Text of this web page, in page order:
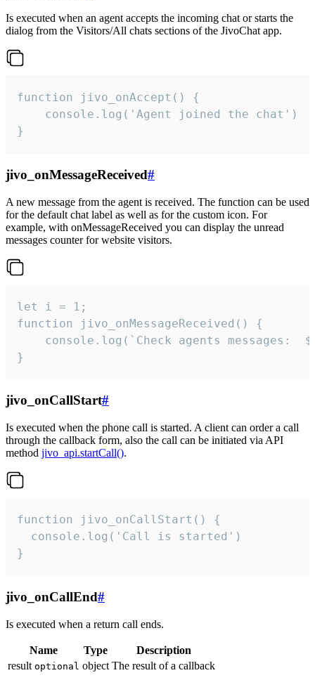
Is executed when an agent accepts the incoming chat or starts the
dialog from the Visitors/All chats sections of the JivoChat app.
function jivo_onAccept() {
}
jivo_onMessageReceived#
A new message from the agent is received. The function can be used
for the default chat label as well as for the custom icon. For
example, with onMessageReceived you can display the unread
messages counter for website visitors.
let i = 1;
function jivo_onMessageReceived() {
}
jivo_onCallStart#
Is executed when the phone call is started. A client can order a call
through the callback form, also the call can be initiated via API
method jivo_api.startCall().
function jivo_onCallStart() {
  console.log('Call is started')
}
jivo_onCallEnd#
Is executed when a return call ends.
Name Type
Description
result optional object The result of a callback